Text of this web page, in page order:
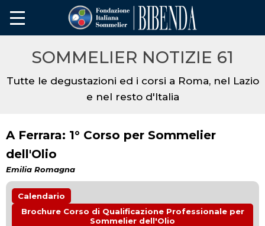
SOMMELIER NOTIZIE 61
Tutte le degustazioni ed i corsi a Roma, nel Lazio
e nel resto d'Italia
A Ferrara: 1° Corso per Sommelier
dell'Olio
Emilia Romagna
Calendario
Brochure Corso di Qualificazione Professionale per
Sommelier dell'Olio